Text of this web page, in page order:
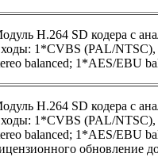
H.264 SD кодера с
1*CVBS (PAL/NTSC),
balanced; 1*AES/EBU
H.264 SD кодера с
1*CVBS (PAL/NTSC),
balanced; 1*AES/EBU
обновление